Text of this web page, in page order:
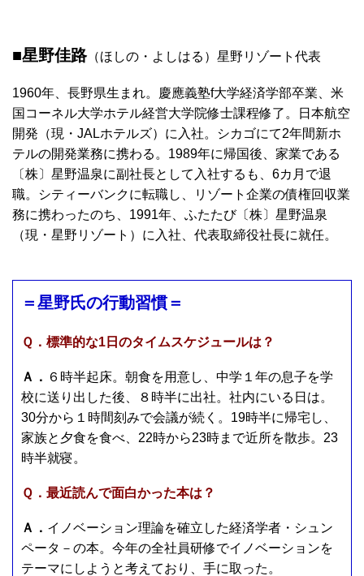
■星野佳路（ほしの・よしはる）星野リゾート代表
1960年、長野県生まれ。慶應義塾f大学経済学部卒業、米
国コーネル大学ホテル経営大学院修士課程修了。日本航空
開発（現・JALホテルズ）に入社。シカゴにて2年間新ホ
テルの開発業務に携わる。1989年に帰国後、家業である
〔株〕星野温泉に副社長として入社するも、6カ月で退
職。シティーバンクに転職し、リゾート企業の債権回収業
務に携わったのち、1991年、ふたたび〔株〕星野温泉
（現・星野リゾート）に入社、代表取締役社長に就任。
＝星野氏の行動習慣＝
Ｑ．標準的な1日のタイムスケジュールは？
Ａ． ６時半起床。朝食を用意し、中学１年の息子を学
校に送り出した後、８時半に出社。社内にいる日は。
30分から１時間刻みで会議が続く。19時半に帰宅し、
家族と夕食を食べ、22時から23時まで近所を散歩。23
時半就寝。
Ｑ．最近読んで面白かった本は？
Ａ． イノベーション理論を確立した経済学者・シュン
ペータ－の本。今年の全社員研修でイノベーションを
テーマにしようと考えており、手に取った。